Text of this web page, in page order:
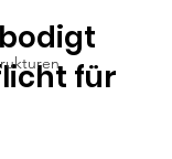
für